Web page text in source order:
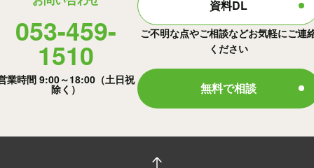
053-459-
1510
業時間 9:00～18:00（土日祝
除く）
資料DL
ご不明な点やご相談などお気軽にご連
ください
無料で相談